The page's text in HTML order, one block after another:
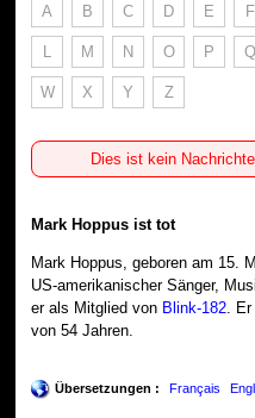
A B C D E F
L M N O P Q
W X Y Z
Dies ist kein
Mark Hoppus ist tot
Mark Hoppus, geboren am 15.
US-amerikanischer Sänger,
er als Mitglied von Blink-182 .
von 54 Jahren.
Übersetzungen : Français